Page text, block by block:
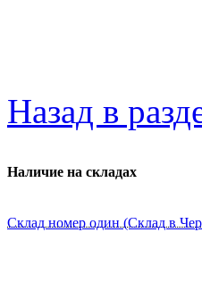
Назад в
Наличие на складах
Склад номер один (Склад в